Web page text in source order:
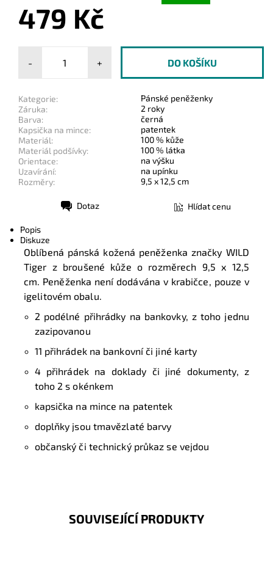
479 Kč
- +
Kategorie:
Pánské peněženky
Záruka:
2 roky
Barva:
černá
Kapsička na mince:
patentek
Materiál:
100 % kůže
Materiál podšívky:
100 % látka
Orientace:
na výšku
Uzavírání:
na upínku
Rozměry:
9,5 x 12,5 cm
Dotaz Hlídat cenu
Popis
Diskuze
Oblíbená pánská kožená peněženka značky WILD
Tiger z broušené kůže o rozměrech 9,5 x 12,5
cm. Peněženka není dodávána v krabičce, pouze v
igelitovém obalu.
2 podélné přihrádky na bankovky, z toho jednu
zazipovanou
11 přihrádek na bankovní či jiné karty
4 přihrádek na doklady či jiné dokumenty, z
toho 2 s okénkem
kapsička na mince na patentek
doplňky jsou tmavězlaté barvy
občanský či technický průkaz se vejdou
SOUVISEJÍCÍ PRODUKTY